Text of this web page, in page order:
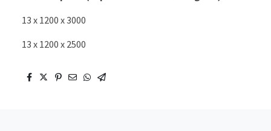
13 x 1200 x 3000
13 x 1200 x 2500